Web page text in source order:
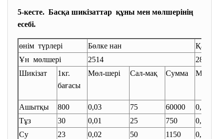
5-кесте. Басқа шикізаттар құны мен мөлшерінің
есебі.
өнім түрлері Бөлке нан
Қара
Ұн мөлшері
2514
2817
Шикізат
1кг.
бағасы
Мөл-шері Сал-мақ Сумма Мөл-
Ашытқы 800 0,03 75 60000
0,03
Тұз
30 0,01 25 750
0,01
Су
23 0,02 50 1150
0,02